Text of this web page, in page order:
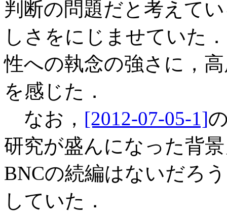
判断の問題だと考えて
しさをにじませていた
性への執念の強さに，
を感じた．
なお， [2012-07-05-1]
研究が盛んになった背
BNCの続編はないだろ
していた．